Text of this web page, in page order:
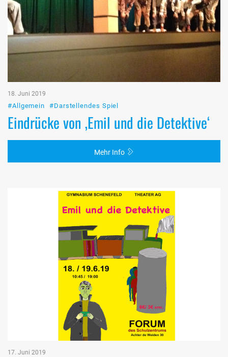
18. Juni 2019
#Allgemein #Darstellendes Spiel
Eindrücke von ‚Emil und die Detektive‘
Mehr Info
17. Juni 2019